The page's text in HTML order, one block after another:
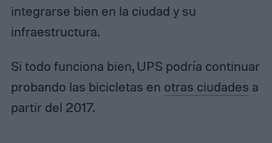
integrarse bien en la ciudad y su
infraestructura.
Si todo funciona bien, UPS podría continuar
probando las bicicletas en otras ciudades a
partir del 2017.